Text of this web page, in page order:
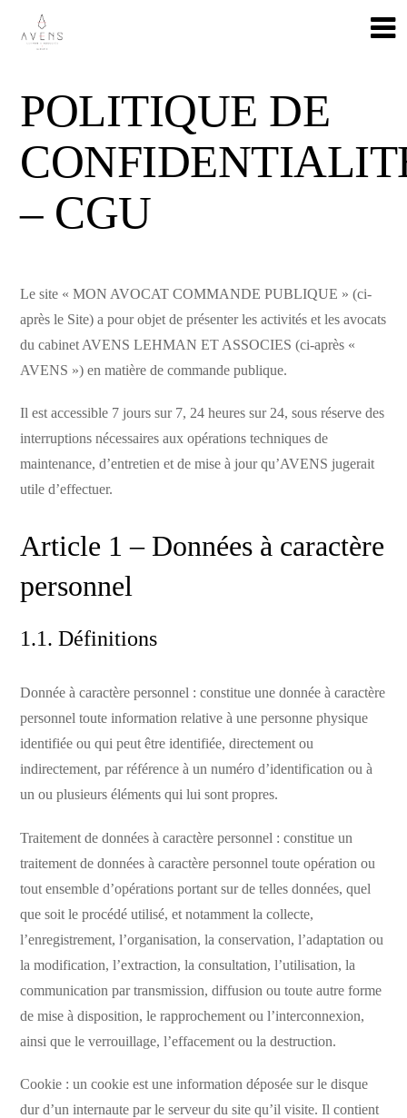
POLITIQUE DE
– CGU
Le site « MON AVOCAT COMMANDE PUBLIQUE » (ci-
après le Site) a pour objet de présenter les activités et les avocats
du cabinet AVENS LEHMAN ET ASSOCIES (ci-après «
AVENS ») en matière de commande publique.
Il est accessible 7 jours sur 7, 24 heures sur 24, sous réserve des
interruptions nécessaires aux opérations techniques de
maintenance, d’entretien et de mise à jour qu’AVENS jugerait
utile d’effectuer.
Article 1 – Données à caractère
personnel
1.1. Définitions
Donnée à caractère personnel : constitue une donnée à caractère
personnel toute information relative à une personne physique
identifiée ou qui peut être identifiée, directement ou
indirectement, par référence à un numéro d’identification ou à
un ou plusieurs éléments qui lui sont propres.
Traitement de données à caractère personnel : constitue un
traitement de données à caractère personnel toute opération ou
tout ensemble d’opérations portant sur de telles données, quel
que soit le procédé utilisé, et notamment la collecte,
l’enregistrement, l’organisation, la conservation, l’adaptation ou
la modification, l’extraction, la consultation, l’utilisation, la
communication par transmission, diffusion ou toute autre forme
de mise à disposition, le rapprochement ou l’interconnexion,
ainsi que le verrouillage, l’effacement ou la destruction.
Cookie : un cookie est une information déposée sur le disque
dur d’un internaute par le serveur du site qu’il visite. Il contient